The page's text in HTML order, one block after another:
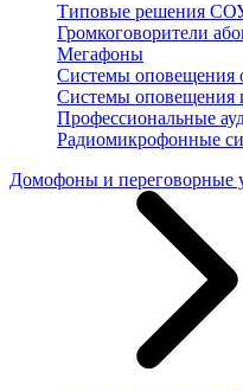
Типовые решения
Громкоговорители
Мегафоны
Системы оповещения
Системы оповещения
Профессиональные
Радиомикрофонные
Домофоны и переговорные